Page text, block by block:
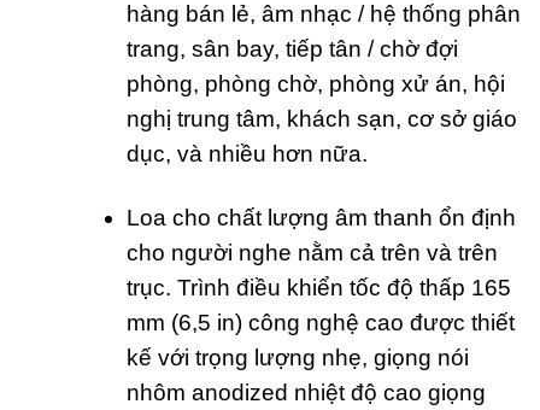
hàng bán lẻ, âm nhạc / hệ thống phân
trang, sân bay, tiếp tân / chờ đợi
phòng, phòng chờ, phòng xử án, hội
nghị trung tâm, khách sạn, cơ sở giáo
dục, và nhiều hơn nữa.
Loa cho chất lượng âm thanh ổn định
cho người nghe nằm cả trên và trên
trục. Trình điều khiển tốc độ thấp 165
mm (6,5 in) công nghệ cao được thiết
kế với trọng lượng nhẹ, giọng nói
nhôm anodized nhiệt độ cao giọng